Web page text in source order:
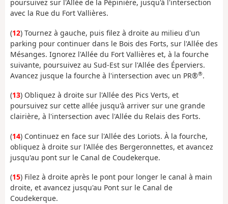
poursuivez sur l'Allée de la Pépinière, jusqu'à l'intersection
avec la Rue du Fort Vallières.
(12) Tournez à gauche, puis filez à droite au milieu d'un
parking pour continuer dans le Bois des Forts, sur l'Allée des
Mésanges. Ignorez l'Allée du Fort Vallières et, à la fourche
suivante, poursuivez au Sud-Est sur l'Allée des Éperviers.
Avancez jusque la fourche à l'intersection avec un PR®®.
(13) Obliquez à droite sur l'Allée des Pics Verts, et
poursuivez sur cette allée jusqu'à arriver sur une grande
clairière, à l'intersection avec l'Allée du Relais des Forts.
(14) Continuez en face sur l'Allée des Loriots. À la fourche,
obliquez à droite sur l'Allée des Bergeronnettes, et avancez
jusqu'au pont sur le Canal de Coudekerque.
(15) Filez à droite après le pont pour longer le canal à main
droite, et avancez jusqu'au Pont sur le Canal de
Coudekerque.